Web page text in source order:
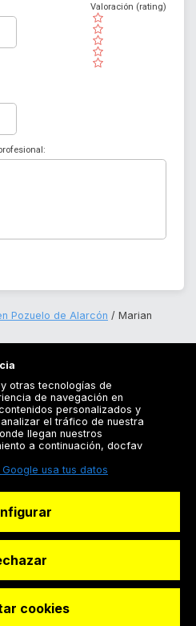
( )
( )
( )
( )
( )
Valoración (rating)
Pozuelo de Alarcón
Marian
Technologies S.L
otras tecnologías de
de navegación en
personalizados y
el tráfico de nuestra
llegan nuestros
a continuación, docfav
usa tus datos
cookies